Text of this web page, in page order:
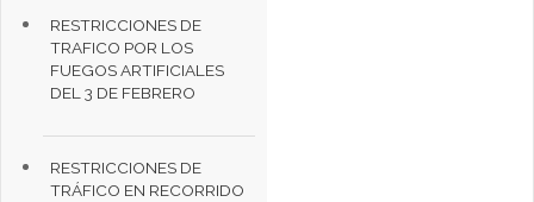
RESTRICCIONES DE
TRAFICO POR LOS
FUEGOS ARTIFICIALES
DEL 3 DE FEBRERO
RESTRICCIONES DE
TRÁFICO EN RECORRIDO